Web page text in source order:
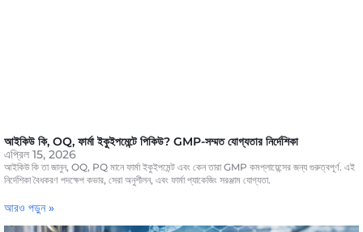
আইকিউ কি, OQ, ফার্মা ইকুইপমেন্টে পিকিউ? GMP-সম্মত যোগ্যতার নির্দেশিকা
এপ্রিল 15, 2026
আইকিউ কি তা জানুন, OQ, PQ মানে ফার্মা ইকুইপমেন্ট এবং কেন তারা GMP কমপ্লায়েন্সের জন্য গুরুত্বপূর্ণ. এই
নির্দেশিকা বৈধকরণ পদক্ষেপ কভার, সেরা অনুশীলন, এবং ফার্মা প্যাকেজিং সরঞ্জাম যোগ্যতা.
আরও পড়ুন »